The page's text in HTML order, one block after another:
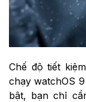
Chế độ tiết
chạy watchOS
bật, bạn chỉ